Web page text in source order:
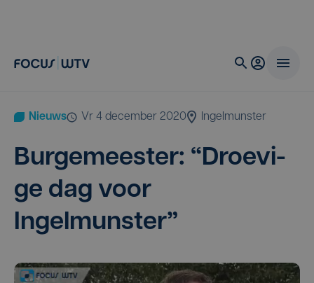
Nieuws vr 4 december 2020 Ingelmunster
Bur­ge­mees­ter: “Droe­vi­
ge dag voor
Ingelmunster”